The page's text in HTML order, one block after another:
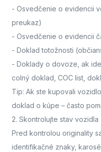
- Osvedčenie o evidencii
preukaz)
- Osvedčenie o evidencii
- Doklad totožnosti
- Doklady o dovoze, ak
colný doklad, COC list,
Tip: Ak ste kupovali
doklad o kúpe – často
2. Skontrolujte stav vozidla
Pred kontrolou originality
identifikačné znaky,